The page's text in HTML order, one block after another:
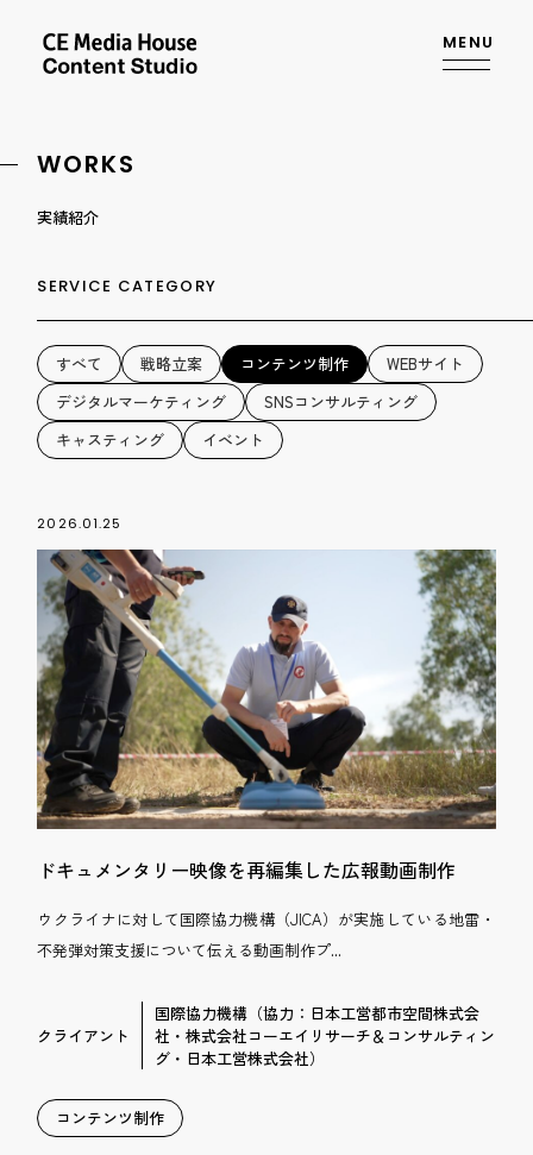
MENU
WORKS
実績紹介
SERVICE CATEGORY
すべて 戦略立案 コンテンツ制作
WEBサイト
デジタルマーケティング
SNSコンサルティング
キャスティング
イベント
2026.01.25
ドキュメンタリー映像を再編集した広報動画制作
ウクライナに対して国際協力機構（JICA）が実施している地雷・
不発弾対策支援について伝える動画制作プ...
クライアント
国際協力機構（協力：日本工営都市空間株式会
社・株式会社コーエイリサーチ＆コンサルティン
グ・日本工営株式会社）
コンテンツ制作